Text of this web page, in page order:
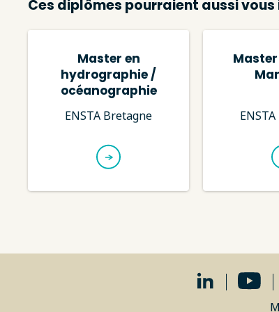
Ces diplômes pourraient aussi
Master en
hydrographie /
océanographie
ENSTA Bretagne
Master